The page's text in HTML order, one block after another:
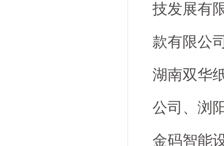
技发展有
款有限公
湖南双华
公司、浏
金码智能